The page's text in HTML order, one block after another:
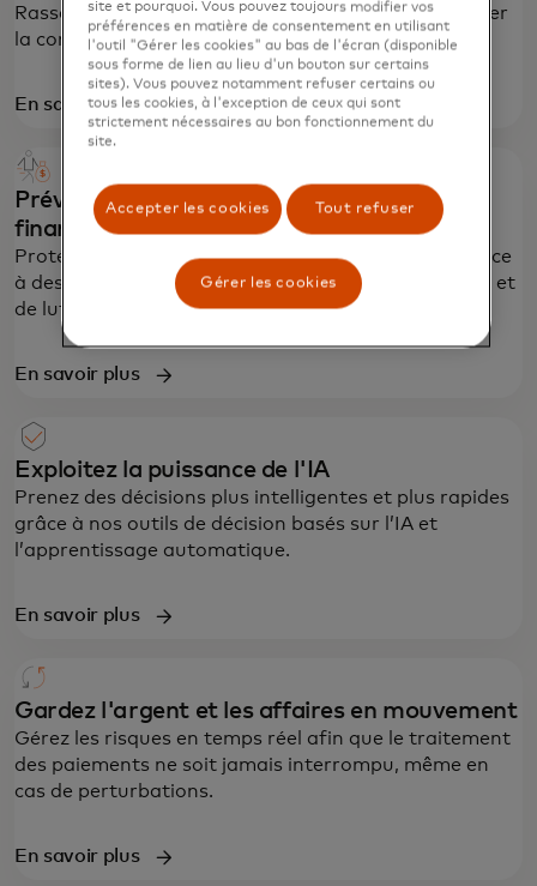
Rassemblez une vue à 360° des clients pour instaurer
la confiance à chaque interaction numérique.
En savoir plus
Prévenir les escroqueries et les délits
financiers
Protégez l'écosystème des acteurs malveillants grâce
à des services de protection contre les escroqueries et
de lutte contre le blanchiment d'argent.
En savoir plus
Exploitez la puissance de l'IA
Prenez des décisions plus intelligentes et plus rapides
grâce à nos outils de décision basés sur l’IA et
l’apprentissage automatique.
En savoir plus
Gardez l'argent et les affaires en mouvement
Gérez les risques en temps réel afin que le traitement
des paiements ne soit jamais interrompu, même en
cas de perturbations.
En savoir plus
site et pourquoi. Vous pouvez toujours modifier vos
préférences en matière de consentement en utilisant
l'outil "Gérer les cookies" au bas de l'écran (disponible
sous forme de lien au lieu d'un bouton sur certains
sites). Vous pouvez notamment refuser certains ou
tous les cookies, à l'exception de ceux qui sont
strictement nécessaires au bon fonctionnement du
site.
Accepter les cookies Tout refuser
Gérer les cookies